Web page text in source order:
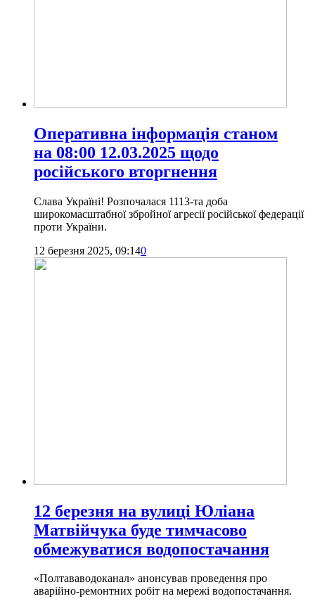
Оперативна інформація станом
на 08:00 12.03.2025 щодо
російського вторгнення
Слава Україні! Розпочалася 1113-та доба
широкомасштабної збройної агресії російської федерації
проти України.
12 березня 2025, 09:140
12 березня на вулиці Юліана
Матвійчука буде тимчасово
обмежуватися водопостачання
«Полтававодоканал» анонсував проведення про
аварійно-ремонтних робіт на мережі водопостачання.